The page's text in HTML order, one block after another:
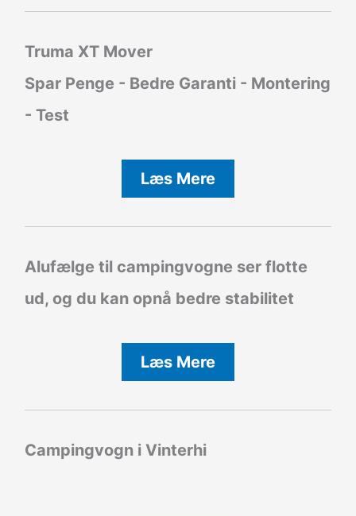
Truma XT Mover
Spar Penge - Bedre Garanti - Montering
- Test
Læs Mere
Alufælge til campingvogne ser flotte
ud, og du kan opnå bedre stabilitet
Læs Mere
Campingvogn i Vinterhi